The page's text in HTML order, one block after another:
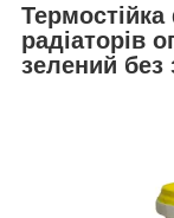
радіаторів
зелений без